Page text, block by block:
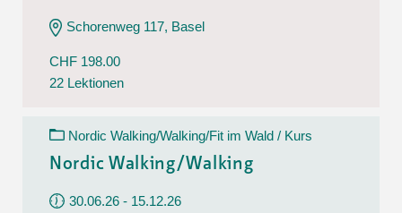
Schorenweg 117, Basel
CHF 198.00
22 Lektionen
Nordic Walking/Walking/Fit im Wald / Kurs
Nordic Walking/Walking
30.06.26 - 15.12.26